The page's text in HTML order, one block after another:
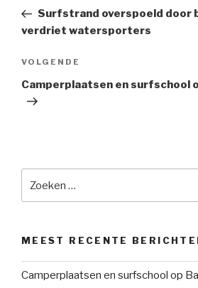
bericht
Surfstrand overspoeld door
verdriet watersporters
Volgend
bericht
VOLGENDE
Camperplaatsen en surfschool
MEEST RECENTE
Camperplaatsen en surfschool op